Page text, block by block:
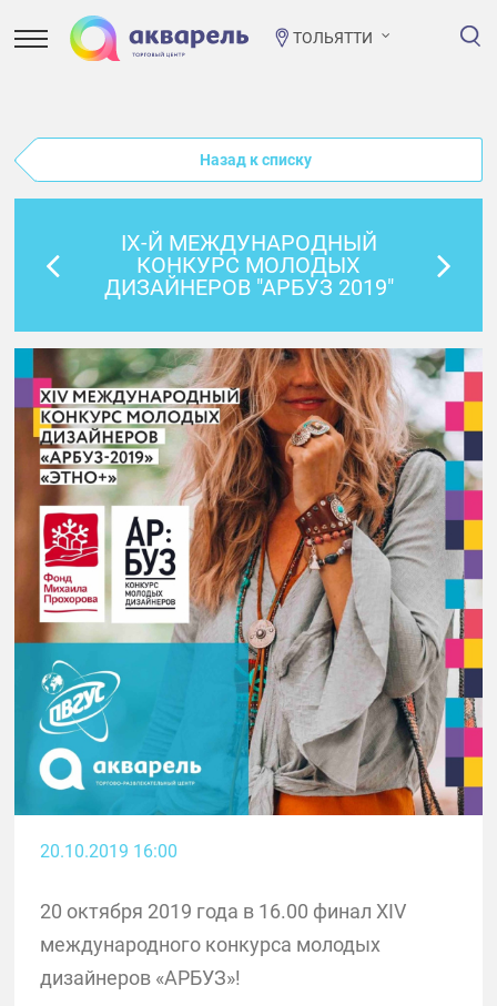
ТОЛЬЯТТИ
Назад к списку
IX-Й МЕЖДУНАРОДНЫЙ
КОНКУРС МОЛОДЫХ
ДИЗАЙНЕРОВ "АРБУЗ 2019"
20.10.2019 16:00
20 октября 2019 года в 16.00 финал XIV
международного конкурса молодых
дизайнеров «АРБУЗ»!